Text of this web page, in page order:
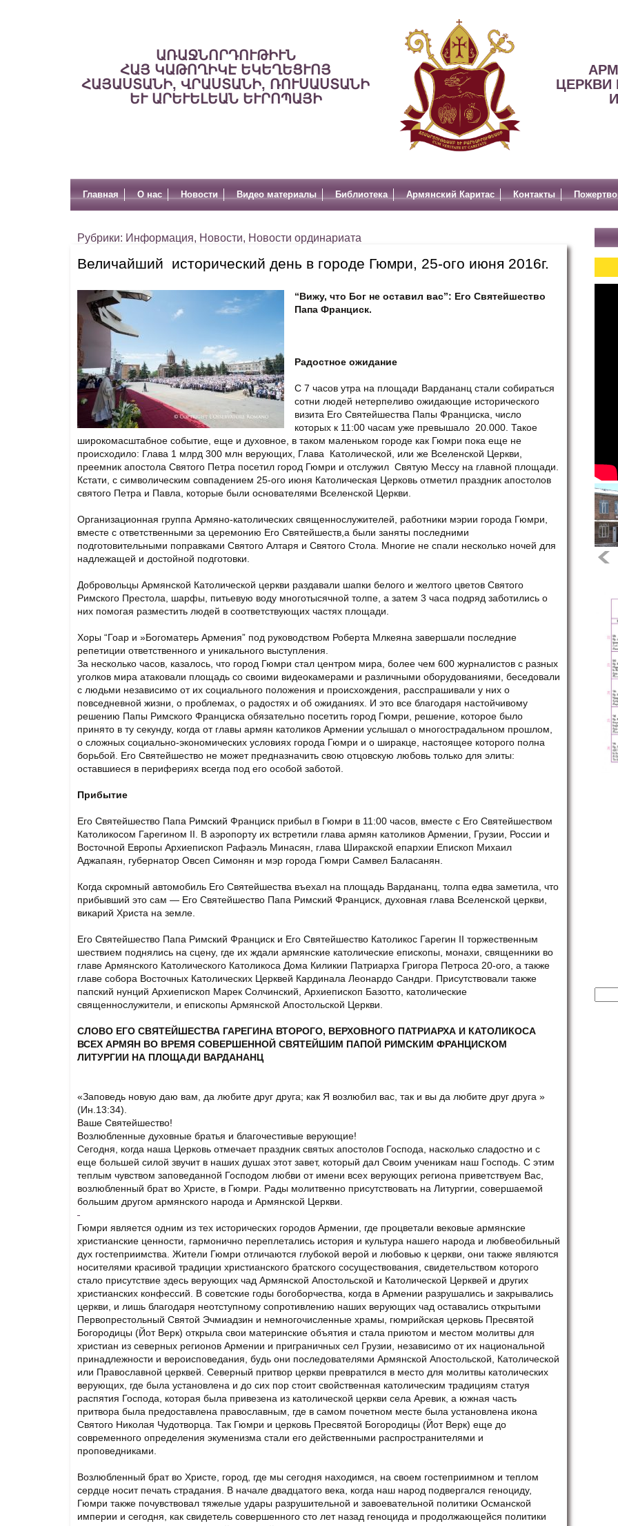
ԱՌԱՋՆՈՐԴՈՒԹԻՒՆ
ՀԱՅ ԿԱԹՈՂԻԿԷ ԵԿԵՂԵՑՒՈՅ
ՀԱՅԱՍՏԱՆԻ, ՎՐԱՍՏԱՆԻ, ՌՈՒՍԱՍՏԱՆԻ
ԵՒ ԱՐԵՒԵԼԵԱՆ ԵՒՐՈՊԱՅԻ
ЦЕРКВИ
Главная О нас Новости Видео материалы Библиотека Армянский Каритас Контакты
Рубрики: Информация, Новости, Новости ординариата
Величайший исторический день в городе Гюмри, 25-ого июня 2016г.
“Вижу, что Бог не оставил вас”: Его Святейшество
Папа Франциск.
Радостное ожидание
С 7 часов утра на площади Вардананц стали собираться
сотни людей нетерпеливо ожидающие исторического
визита Его Святейшества Папы Франциска, число
которых к 11:00 часам уже превышало 20.000. Такое
широкомасштабное событие, еще и духовное, в таком маленьком городе как Гюмри пока еще не
происходило: Глава 1 млрд 300 млн верующих, Глава Католической, или же Вселенской Церкви,
преемник апостола Святого Петра посетил город Гюмри и отслужил Святую Мессу на главной площади.
Кстати, с символическим совпадением 25-ого июня Католическая Церковь отметил праздник апостолов
святого Петра и Павла, которые были основателями Вселенской Церкви.
Организационная группа Армяно-католических священнослужителей, работники мэрии города Гюмри,
вместе с ответственными за церемонию Его Святейшеств,а были заняты последними
подготовительными поправками Святого Алтаря и Святого Стола. Многие не спали несколько ночей для
надлежащей и достойной подготовки.
Добровольцы Армянской Католической церкви раздавали шапки белого и желтого цветов Святого
Римского Престола, шарфы, питьевую воду многотысячной толпе, а затем 3 часа подряд заботились о
них помогая разместить людей в соответствующих частях площади.
Хоры “Гоар и »Богоматерь Армения” под руководством Роберта Млкеяна завершали последние
репетиции ответственного и уникального выступления.
За несколько часов, казалось, что город Гюмри стал центром мира, более чем 600 журналистов с разных
уголков мира атаковали площадь со своими видеокамерами и различными оборудованиями, беседовали
с людьми независимо от их социального положения и происхождения, расспрашивали у них о
повседневной жизни, о проблемах, о радостях и об ожиданиях. И это все благодаря настойчивому
решению Папы Римского Франциска обязательно посетить город Гюмри, решение, которое было
принято в ту секунду, когда от главы армян католиков Армении услышал о многострадальном прошлом,
о сложных социально-экономических условиях города Гюмри и о ширакце, настоящее которого полна
борьбой. Его Святейшество не может предназначить свою отцовскую любовь только для элиты:
оставшиеся в перифериях всегда под его особой заботой.
Прибытие
Его Святейшество Папа Римский Франциск прибыл в Гюмри в 11:00 часов, вместе с Его Святейшеством
Католикосом Гарегином II. В аэропорту их встретили глава армян католиков Армении, Грузии, России и
Восточной Европы Архиепископ Рафаэль Минасян, глава Ширакской епархии Епископ Михаил
Аджапаян, губернатор Овсеп Симонян и мэр города Гюмри Самвел Баласанян.
Когда скромный автомобиль Его Святейшества въехал на площадь Вардананц, толпа едва заметила, что
прибывший это сам — Его Святейшество Папа Римский Франциск, духовная глава Вселенской церкви,
викарий Христа на земле.
Его Святейшество Папа Римский Франциск и Его Святейшество Католикос Гарегин II торжественным
шествием поднялись на сцену, где их ждали армянские католические епископы, монахи, священники во
главе Армянского Католического Католикоса Дома Киликии Патриарха Григора Петроса 20-ого, а также
главе собора Восточных Католических Церквей Кардинала Леонардо Сандри. Присутствовали также
папский нунций Архиепископ Марек Солчинский, Архиепископ Базотто, католические
священнослужители, и епископы Армянской Апостольской Церкви.
СЛОВО ЕГО СВЯТЕЙШЕСТВА ГАРЕГИНА ВТОРОГО, ВЕРХОВНОГО ПАТРИАРХА И КАТОЛИКОСА
ВСЕХ АРМЯН ВО ВРЕМЯ СОВЕРШЕННОЙ СВЯТЕЙШИМ ПАПОЙ РИМСКИМ ФРАНЦИСКОМ
ЛИТУРГИИ НА ПЛОЩАДИ ВАРДАНАНЦ
«Заповедь новую даю вам, да любите друг друга; как Я возлюбил вас, так и вы да любите друг друга »
(Ин.13:34).
Ваше Святейшество!
Возлюбленные духовные братья и благочестивые верующие!
Сегодня, когда наша Церковь отмечает праздник святых апостолов Господа, насколько сладостно и с
еще большей силой звучит в наших душах этот завет, который дал Своим ученикам наш Господь. С этим
теплым чувством заповеданной Господом любви от имени всех верующих региона приветствуем Вас,
возлюбленный брат во Христе, в Гюмри. Рады молитвенно присутствовать на Литургии, совершаемой
большим другом армянского народа и Армянской Церкви.
Гюмри является одним из тех исторических городов Армении, где процветали вековые армянские
христианские ценности, гармонично переплетались история и культура нашего народа и любвеобильный
дух гостеприимства. Жители Гюмри отличаются глубокой верой и любовью к церкви, они также являются
носителями красивой традиции христианского братского сосуществования, свидетельством которого
стало присутствие здесь верующих чад Армянской Апостольской и Католической Церквей и других
христианских конфессий. В советские годы богоборчества, когда в Армении разрушались и закрывались
церкви, и лишь благодаря неотступному сопротивлению наших верующих чад оставались открытыми
Первопрестольный Святой Эчмиадзин и немногочисленные храмы, гюмрийская церковь Пресвятой
Богородицы (Йот Верк) открыла свои материнские объятия и стала приютом и местом молитвы для
христиан из северных регионов Армении и приграничных сел Грузии, независимо от их национальной
принадлежности и вероисповедания, будь они последователями Армянской Апостольской, Католической
или Православной церквей. Северный притвор церкви превратился в место для молитвы католических
верующих, где была установлена и до сих пор стоит свойственная католическим традициям статуя
распятия Господа, которая была привезена из католической церкви села Аревик, а южная часть
притвора была предоставлена православным, где в самом почетном месте была установлена икона
Святого Николая Чудотворца. Так Гюмри и церковь Пресвятой Богородицы (Йот Верк) еще до
современного определения экуменизма стали его действенными распространителями и
проповедниками.
Возлюбленный брат во Христе, город, где мы сегодня находимся, на своем гостеприимном и теплом
сердце носит печать страдания. В начале двадцатого века, когда наш народ подвергался геноциду,
Гюмри также почувствовал тяжелые удары разрушительной и завоевательной политики Османской
империи и сегодня, как свидетель совершенного сто лет назад геноцида и продолжающейся политики